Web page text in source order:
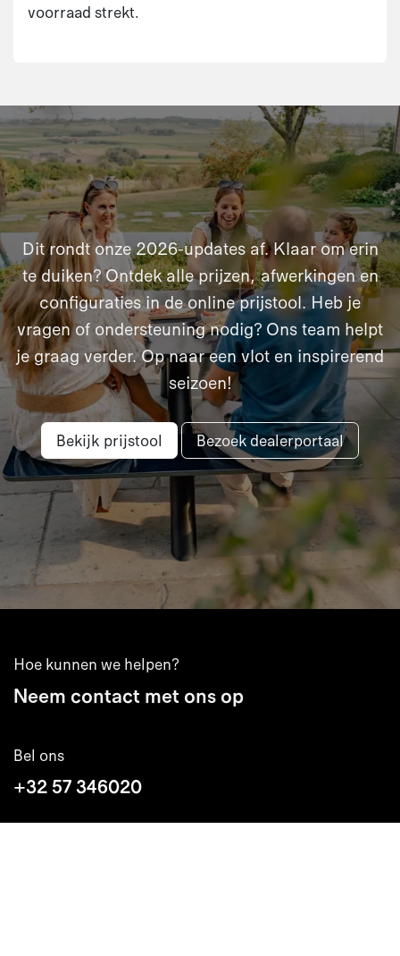
voorraad strekt.
Dit rondt onze 2026-updates af. Klaar om erin
te duiken? Ontdek alle prijzen, afwerkingen en
configuraties in de online prijstool. Heb je
vragen of ondersteuning nodig? Ons team helpt
je graag verder. Op naar een vlot en inspirerend
seizoen!
Bekijk prijstool Bezoek dealerportaal
Hoe kunnen we helpen?
Neem contact met ons op
Bel ons
+32 57 346020